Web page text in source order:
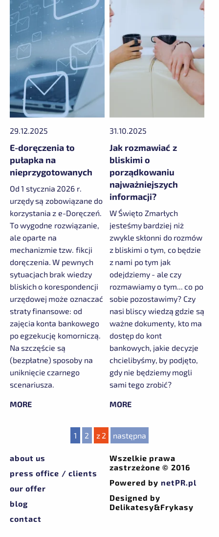
29.12.2025
E-doręczenia to
pułapka na
nieprzygotowanych
Od 1 stycznia 2026 r.
urzędy są zobowiązane do
korzystania z e-Doręczeń.
To wygodne rozwiązanie,
ale oparte na
mechanizmie tzw. fikcji
doręczenia. W pewnych
sytuacjach brak wiedzy
bliskich o korespondencji
urzędowej może oznaczać
straty finansowe: od
zajęcia konta bankowego
po egzekucję komorniczą.
Na szczęście są
(bezpłatne) sposoby na
uniknięcie czarnego
scenariusza.
MORE
31.10.2025
Jak rozmawiać z
bliskimi o
porządkowaniu
najważniejszych
informacji?
W Święto Zmarłych
jesteśmy bardziej niż
zwykle skłonni do rozmów
z bliskimi o tym, co będzie
z nami po tym jak
odejdziemy - ale czy
rozmawiamy o tym... co po
sobie pozostawimy? Czy
nasi bliscy wiedzą gdzie są
ważne dokumenty, kto ma
dostęp do kont
bankowych, jakie decyzje
chcielibyśmy, by podjęto,
gdy nie będziemy mogli
sami tego zrobić?
MORE
1 2 z 2 następna
about us
press office / clients
our offer
blog
contact
Wszelkie prawa
zastrzeżone © 2016
Powered by netPR.pl
Designed by
Delikatesy&Frykasy